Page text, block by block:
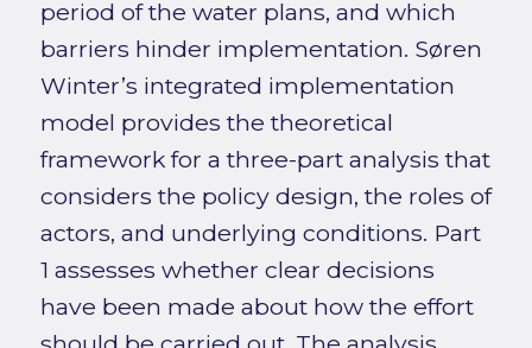
period of the water plans, and which
barriers hinder implementation. Søren
Winter’s integrated implementation
model provides the theoretical
framework for a three-part analysis that
considers the policy design, the roles of
actors, and underlying conditions. Part
1 assesses whether clear decisions
have been made about how the effort